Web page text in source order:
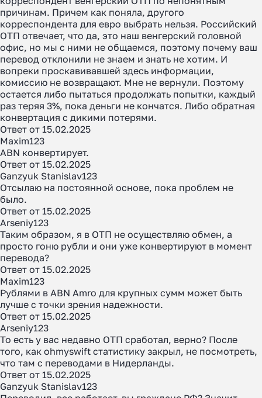
причинам. Причем как поняла, другого
корреспондента для евро выбрать нельзя. Российский
ОТП отвечает, что да, это наш венгерский головной
офис, но мы с ними не общаемся, поэтому почему ваш
перевод отклонили не знаем и знать не хотим. И
вопреки проскавивавшей здесь информации,
комиссию не возвращают. Мне не вернули. Поэтому
остается либо пытаться продолжать попытки, каждый
раз теряя 3%, пока деньги не кончатся. Либо обратная
конвертация с дикими потерями.
Ответ от 15.02.2025
Maxim123
ABN конвертирует.
Ответ от 15.02.2025
Ganzyuk Stanislav123
Отсылаю на постоянной основе, пока проблем не
было.
Ответ от 15.02.2025
Arseniy123
Таким образом, я в ОТП не осуществляю обмен, а
просто гоню рубли и они уже конвертируют в момент
перевода?
Ответ от 15.02.2025
Maxim123
Рублями в ABN Amro для крупных сумм может быть
лучше с точки зрения надежности.
Ответ от 15.02.2025
Arseniy123
То есть у вас недавно ОТП сработал, верно? После
того, как ohmyswift статистику закрыл, не посмотреть,
что там с переводами в Нидерланды.
Ответ от 15.02.2025
Ganzyuk Stanislav123
Как перевести деньги
за 2 часа вместо 120
Рассказали, почему банки
уступили место платёжным